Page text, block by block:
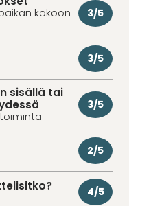
kokoon
3/5
3/5
sisällä tai
3/5
2/5
4/5